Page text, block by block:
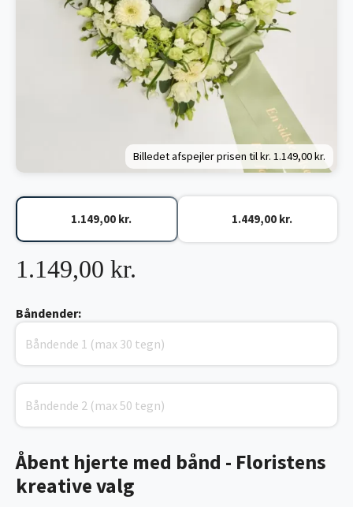
Billedet afspejler prisen til kr. 1.149,00 kr.
Åbent hjerte med bånd - Floristens
kreative valg
1.149,00 kr.
1.149,00 kr. 1.449,00 kr.
Båndender: